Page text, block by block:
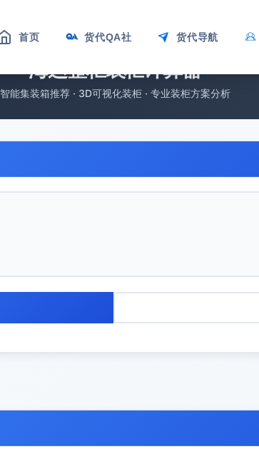
首页 货代QA社 货代导航
海运整柜装柜计算器
智能集装箱推荐 · 3D可视化装柜 · 专业装柜方案分析